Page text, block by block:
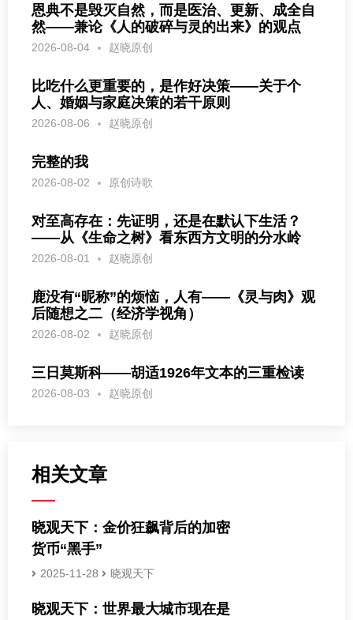
恩典不是毁灭自然，而是医治、更新、成全自
然——兼论《人的破碎与灵的出来》的观点
2026-08-04 赵晓原创
比吃什么更重要的，是作好决策——关于个
人、婚姻与家庭决策的若干原则
2026-08-06 赵晓原创
完整的我
2026-08-02 原创诗歌
对至高存在：先证明，还是在默认下生活？
——从《生命之树》看东西方文明的分水岭
2026-08-01 赵晓原创
鹿没有“昵称”的烦恼，人有——《灵与肉》观
后随想之二（经济学视角）
2026-08-02 赵晓原创
三日莫斯科——胡适1926年文本的三重检读
2026-08-03 赵晓原创
相关文章
晓观天下：金价狂飙背后的加密
货币“黑手”
2025-11-28 晓观天下
晓观天下：世界最大城市现在是